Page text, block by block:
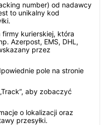
number) od nadawcy
to unikalny kod
kurierskiej, która
Azerpost, EMS, DHL,
przez
pole na stronie
aby zobaczyć
o lokalizacji oraz
przesyłki.